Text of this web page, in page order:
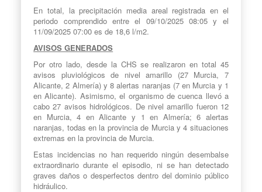
En total, la precipitación media areal registrada en el
periodo comprendido entre el 09/10/2025 08:05 y el
11/09/2025 07:00 es de 18,6 l/m2.
AVISOS GENERADOS
Por otro lado, desde la CHS se realizaron en total 45
avisos pluviológicos de nivel amarillo (27 Murcia, 7
Alicante, 2 Almería) y 8 alertas naranjas (7 en Murcia y 1
en Alicante). Asimismo, el organismo de cuenca llevó a
cabo 27 avisos hidrológicos. De nivel amarillo fueron 12
en Murcia, 4 en Alicante y 1 en Almería; 6 alertas
naranjas, todas en la provincia de Murcia y 4 situaciones
extremas en la provincia de Murcia.
Estas incidencias no han requerido ningún desembalse
extraordinario durante el episodio, ni se han detectado
graves daños o desperfectos dentro del dominio público
hidráulico.